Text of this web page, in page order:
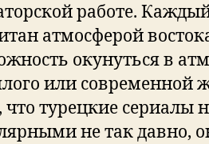
работе.
атмосферой
окунуться в
или современной
что турецкие сериалы
не так давно,